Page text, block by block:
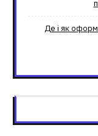
Де і як